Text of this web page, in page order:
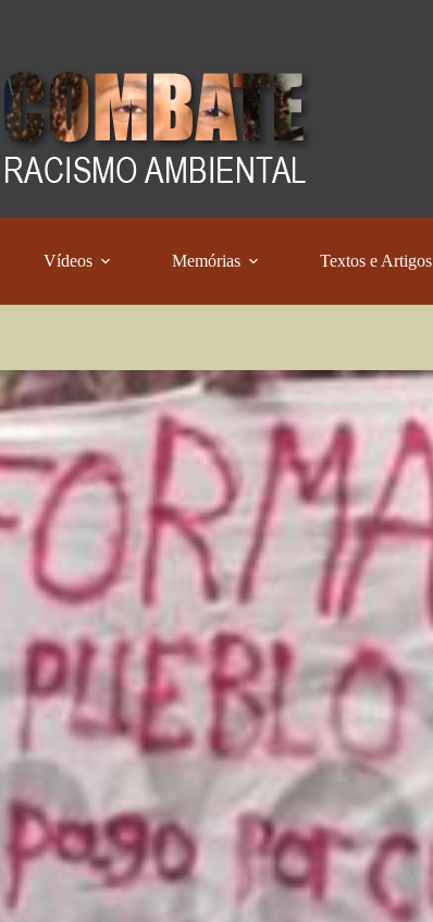
Vídeos Memórias Textos e Artigos